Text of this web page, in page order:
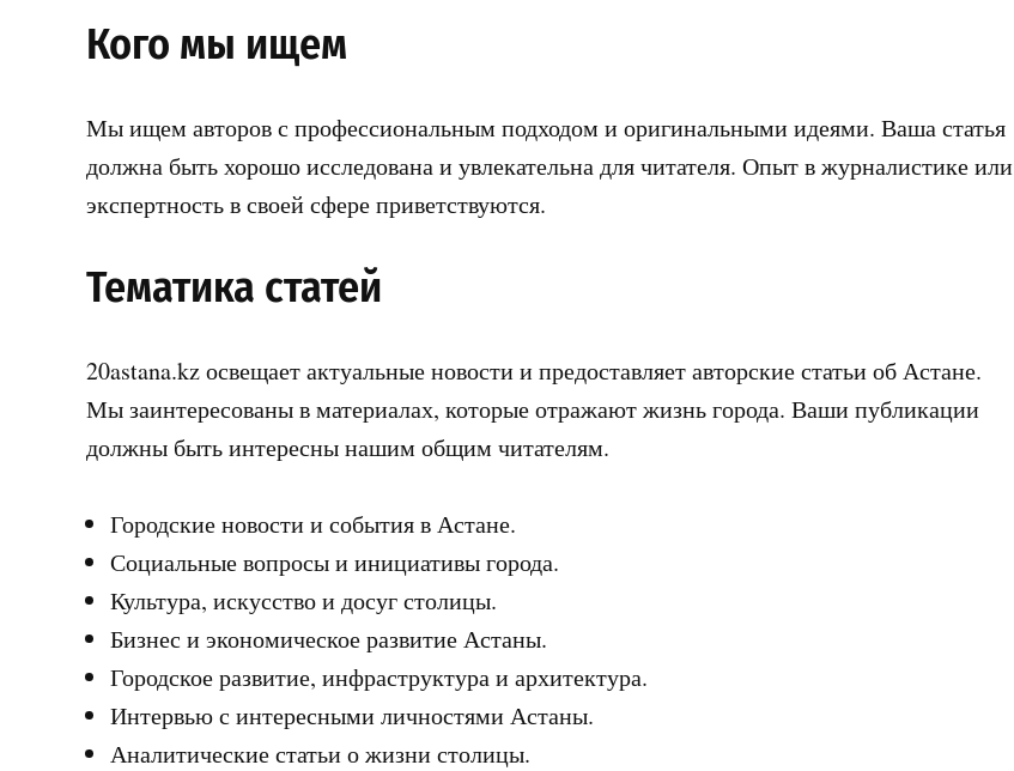
Кого мы ищем
Мы ищем авторов с профессиональным подходом и оригинальными идеями. Ваша статья
должна быть хорошо исследована и увлекательна для читателя. Опыт в журналистике или
экспертность в своей сфере приветствуются.
Тематика статей
20astana.kz освещает актуальные новости и предоставляет авторские статьи об Астане.
Мы заинтересованы в материалах, которые отражают жизнь города. Ваши публикации
должны быть интересны нашим общим читателям.
Городские новости и события в Астане.
Социальные вопросы и инициативы города.
Культура, искусство и досуг столицы.
Бизнес и экономическое развитие Астаны.
Городское развитие, инфраструктура и архитектура.
Интервью с интересными личностями Астаны.
Аналитические статьи о жизни столицы.